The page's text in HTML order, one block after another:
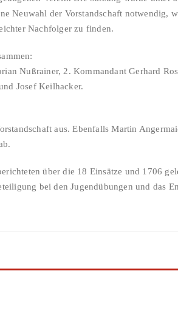
Neuwahl der Vorstandschaft notwendig,
Nachfolger zu finden.
Nußrainer, 2. Kommandant Gerhard
Josef Keilhacker.
aus. Ebenfalls Martin
über die 18 Einsätze und 1706
bei den Jugendübungen und das